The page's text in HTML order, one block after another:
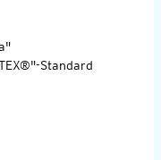
Standard